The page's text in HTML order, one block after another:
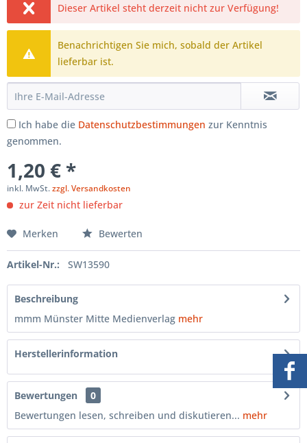
Dieser Artikel steht derzeit nicht zur Verfügung!
Benachrichtigen Sie mich, sobald der Artikel
lieferbar ist.
Ich habe die Datenschutzbestimmungen zur Kenntnis
genommen.
1,20 € *
inkl. MwSt.zzgl. Versandkosten
zur Zeit nicht lieferbar
Merken Bewerten
Artikel-Nr.: SW13590
Beschreibung
mmm Münster Mitte Medienverlag mehr
Herstellerinformation
Bewertungen
0
Bewertungen lesen, schreiben und diskutieren... mehr